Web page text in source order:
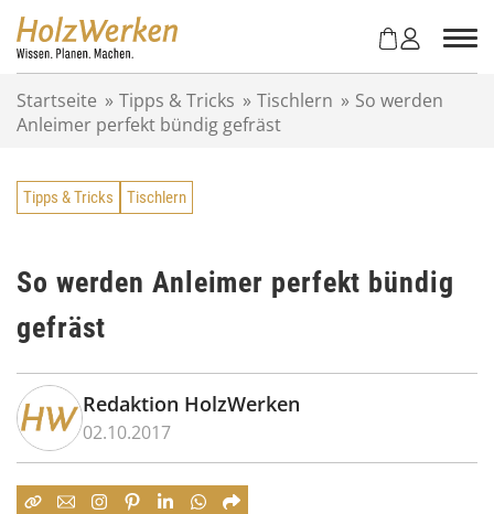
Startseite » Tipps & Tricks » Tischlern » So werden
Anleimer perfekt bündig gefräst
Tipps & Tricks Tischlern
So werden Anleimer perfekt bündig
gefräst
Redaktion HolzWerken
02.10.2017